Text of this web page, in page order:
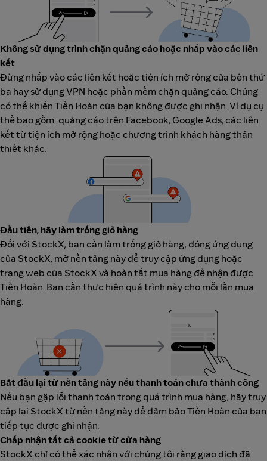
Không sử dụng trình chặn quảng cáo hoặc nhấp vào các liên
kết
Đừng nhấp vào các liên kết hoặc tiện ích mở rộng của bên thứ
ba hay sử dụng VPN hoặc phần mềm chặn quảng cáo. Chúng
có thể khiến Tiền Hoàn của bạn không được ghi nhận. Ví dụ cụ
thể bao gồm: quảng cáo trên Facebook, Google Ads, các liên
kết từ tiện ích mở rộng hoặc chương trình khách hàng thân
thiết khác.
Đầu tiên, hãy làm trống giỏ hàng
Đối với StockX, bạn cần làm trống giỏ hàng, đóng ứng dụng
của StockX, mở nền tảng này để truy cập ứng dụng hoặc
trang web của StockX và hoàn tất mua hàng để nhận được
Tiền Hoàn. Bạn cần thực hiện quá trình này cho mỗi lần mua
hàng.
Bắt đầu lại từ nền tảng này nếu thanh toán chưa thành công
Nếu bạn gặp lỗi thanh toán trong quá trình mua hàng, hãy truy
cập lại StockX từ nền tảng này để đảm bảo Tiền Hoàn của bạn
tiếp tục được ghi nhận.
Chấp nhận tất cả cookie từ cửa hàng
StockX chỉ có thể xác nhận với chúng tôi rằng giao dịch đã